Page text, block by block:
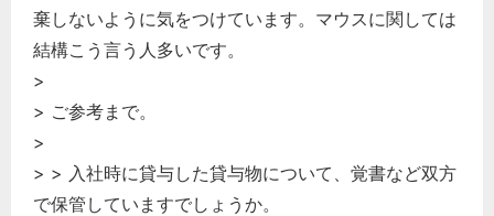
棄しないように気をつけています。マウスに関しては
結構こう言う人多いです。
>
> ご参考まで。
>
> > 入社時に貸与した貸与物について、覚書など双方
で保管していますでしょうか。
労務管理
税務経理
総務の給湯室
秘書のノウハウ